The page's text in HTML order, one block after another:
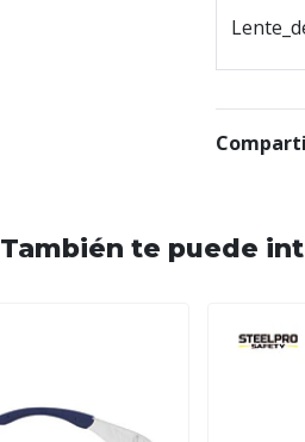
También te puede